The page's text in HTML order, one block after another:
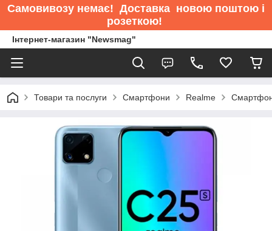
Самовивозу немає! Доставка новою поштою і
розеткою!
Інтернет-магазин "Newsmag"
Товари та послуги Смартфони Realme